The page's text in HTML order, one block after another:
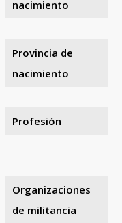
nacimiento
Provincia de
nacimiento
Profesión
Organizaciones
de militancia